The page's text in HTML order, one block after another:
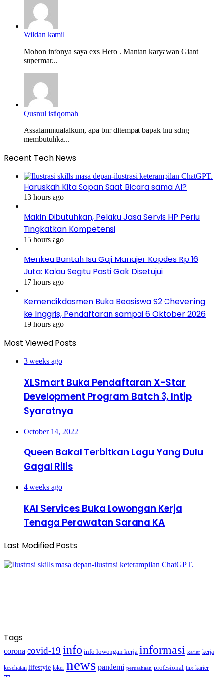
Wildan kamil
Mohon infonya saya exs Hero . Mantan karyawan Giant
supermar...
Qusnul istiqomah
Assalammualaikum, apa bnr ditempat bapak inu sdng
membutuhka...
Recent Tech News
Haruskah Kita Sopan Saat Bicara sama AI?
13 hours ago
Makin Dibutuhkan, Pelaku Jasa Servis HP Perlu
Tingkatkan Kompetensi
15 hours ago
Menkeu Bantah Isu Gaji Manajer Kopdes Rp 16
Juta: Kalau Segitu Pasti Gak Disetujui
17 hours ago
Kemendikdasmen Buka Beasiswa S2 Chevening
ke Inggris, Pendaftaran sampai 6 Oktober 2026
19 hours ago
Most Viewed Posts
3 weeks ago
XLSmart Buka Pendaftaran X-Star
Development Program Batch 3, Intip
Syaratnya
October 14, 2022
Queen Bakal Terbitkan Lagu Yang Dulu
Gagal Rilis
4 weeks ago
KAI Services Buka Lowongan Kerja
Tenaga Perawatan Sarana KA
Last Modified Posts
Tags
corona covid-19 info info lowongan kerja informasi karier kerja
kesehatan lifestyle loker news pandemi perusahaan profesional tips karier